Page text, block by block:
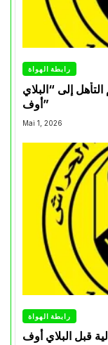
رابطة الهواة
إلى “البلاي
أوف”
Mai 1, 2026
رابطة الهواة
قبل البلاي أوف